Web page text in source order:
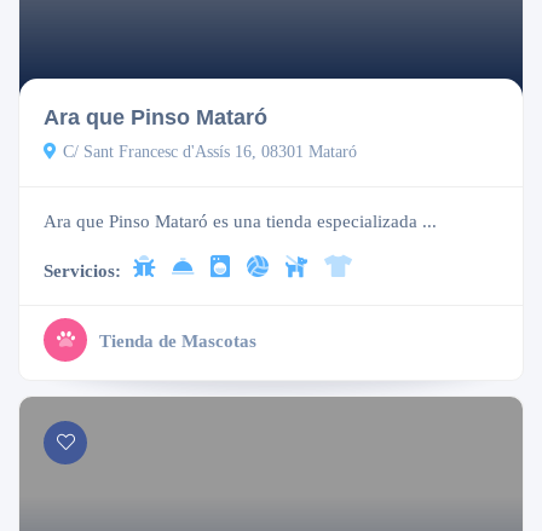
Ara que Pinso Mataró
C/ Sant Francesc d'Assís 16, 08301 Mataró
Ara que Pinso Mataró es una tienda especializada ...
Servicios:
Tienda de Mascotas